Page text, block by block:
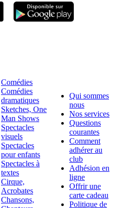
Comédies
Comédies
dramatiques
Sketches, One
Man Shows
Spectacles
visuels
Spectacles
pour enfants
Spectacles à
textes
Cirque,
Acrobates
Chansons,
Qui sommes
nous
Nos services
Questions
courantes
Comment
adhérer au
club
Adhésion en
ligne
Offrir une
carte cadeau
Politique de